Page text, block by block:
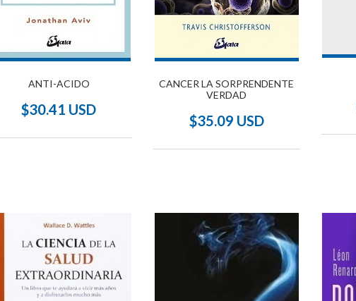
ANTI-ACIDO
$30.41 USD
CANCER LA SORPRENDENTE
VERDAD
$35.09 USD